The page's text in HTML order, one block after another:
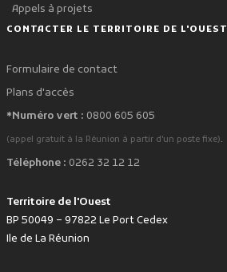
Appels à projets
CONTACTER LE TERRITOIRE DE L'OUEST
Formulaire de contact
Plans d'accès
*Numéro vert : 0800 605 605
(appel gratuit à la Réunion à partir d'un poste fixe).
Téléphone : 0262 32 12 12
Territoire de l'Ouest
BP 50049 – 97822 Le Port Cedex
Ile de La Réunion